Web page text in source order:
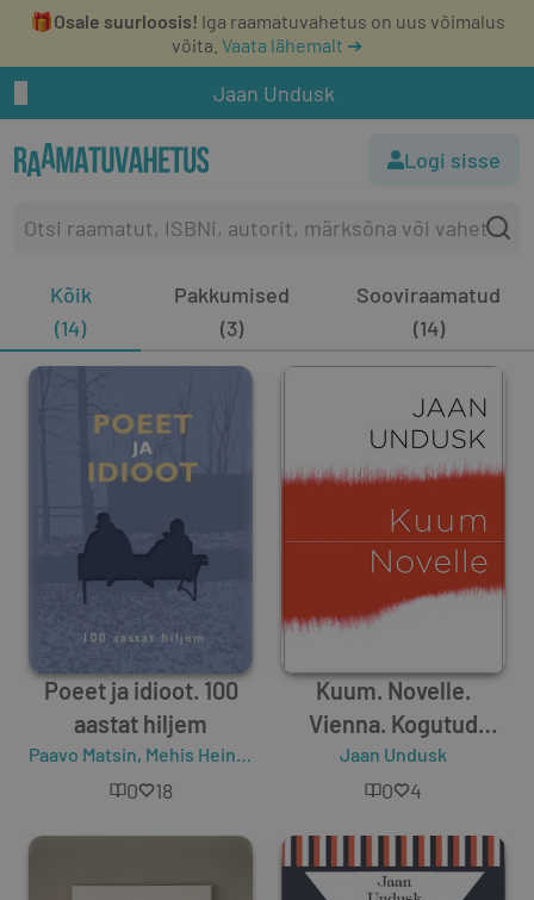
🎁Osale suurloosis! Iga raamatuvahetus on uus võimalus
võita. Vaata lähemalt ➔
Jaan Undusk
Logi sisse
Kõik
(14)
Pakkumised
(3)
Sooviraamatud
(14)
Poeet ja idioot. 100
aastat hiljem
Paavo Matsin, Mehis Heinsaar Friedebert Tuglas,Katrin Ruus
0 18
Kuum. Novelle.
Vienna. Kogutud
proosa
Jaan Undusk
0 4